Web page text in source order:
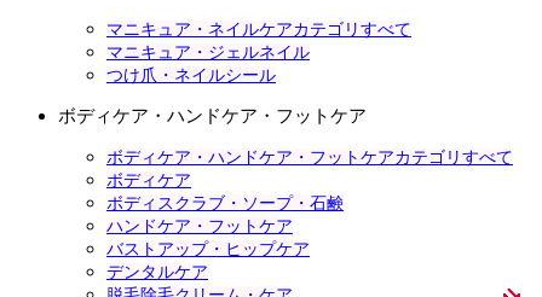
マニキュア・ネイルケアカテゴリすべて
マニキュア・ジェルネイル
つけ爪・ネイルシール
ボディケア・ハンドケア・フットケア
ボディケア・ハンドケア・フットケアカテゴリすべて
ボディケア
ボディスクラブ・ソープ・石鹸
ハンドケア・フットケア
バストアップ・ヒップケア
デンタルケア